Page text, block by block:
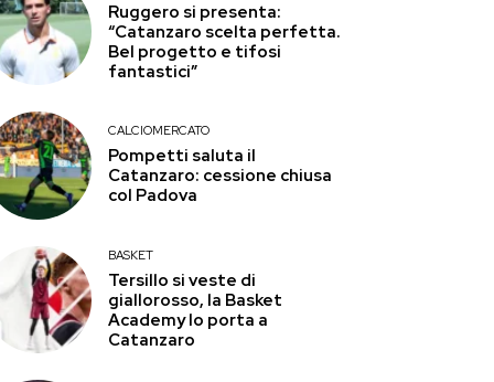
Ruggero si presenta:
“Catanzaro scelta perfetta.
Bel progetto e tifosi
fantastici”
CALCIOMERCATO
Pompetti saluta il
Catanzaro: cessione chiusa
col Padova
BASKET
Tersillo si veste di
giallorosso, la Basket
Academy lo porta a
Catanzaro